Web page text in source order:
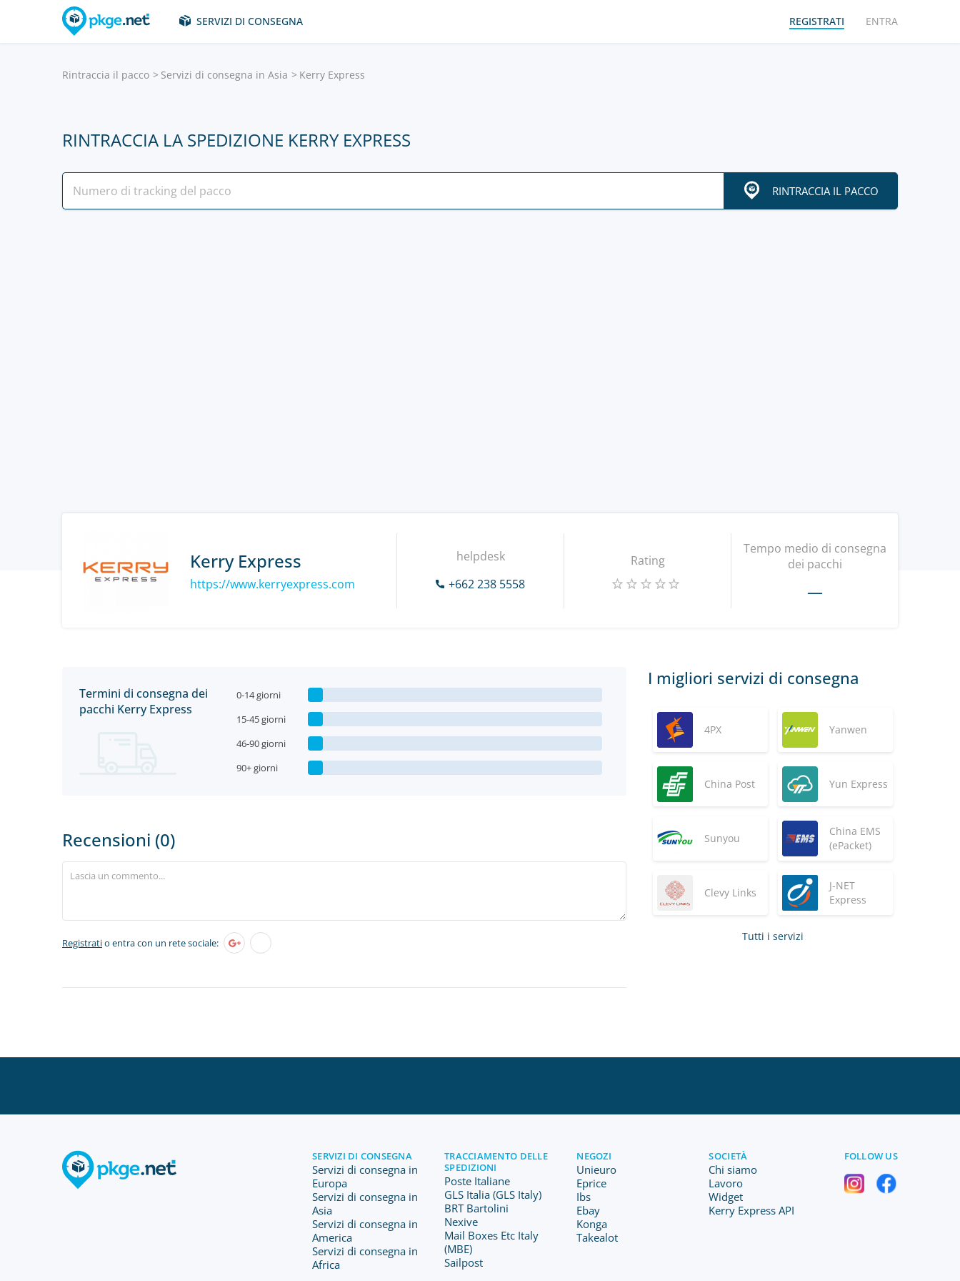
SERVIZI DI CONSEGNA REGISTRATI ENTRA
Rintraccia il pacco Servizi di consegna in Asia Kerry Express
RINTRACCIA LA SPEDIZIONE KERRY EXPRESS
RINTRACCIA IL PACCO
Kerry Express
https://www.kerryexpress.com
helpdesk
+662 238 5558
Rating
Tempo medio di consegna
dei pacchi
—
Termini di consegna dei
pacchi Kerry Express
0-14 giorni
15-45 giorni
46-90 giorni
90+ giorni
Recensioni (0)
Registratio entra con un rete sociale:
I migliori servizi di consegna
4PX Yanwen
China Post Yun Express
Sunyou
China EMS
(ePacket)
Clevy Links
J-NET
Express
Tutti i servizi
SERVIZI DI CONSEGNA
Servizi di consegna in
Europa
Servizi di consegna in
Asia
Servizi di consegna in
America
Servizi di consegna in
Africa
TRACCIAMENTO DELLE
SPEDIZIONI
Poste Italiane
GLS Italia (GLS Italy)
BRT Bartolini
Nexive
Mail Boxes Etc Italy
(MBE)
Sailpost
NEGOZI
Unieuro
Eprice
Ibs
Ebay
Konga
Takealot
SOCIETÀ
Chi siamo
Lavoro
Widget
Kerry Express API
FOLLOW US